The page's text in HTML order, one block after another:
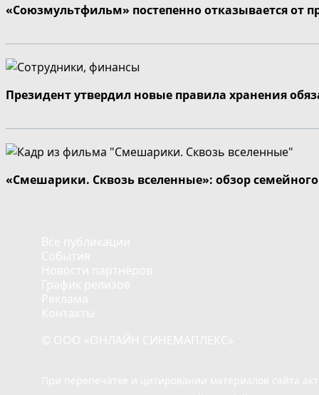
«Союзмультфильм» постепенно отказывается от
Президент утвердил новые правила хранения
«Смешарики. Сквозь вселенные»: обзор